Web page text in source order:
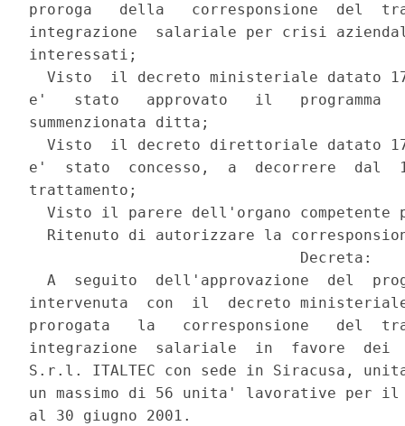
proroga   della   corresponsione  del
integrazione  salariale per crisi
interessati;
Visto  il decreto ministeriale datato
e'   stato   approvato   il   programma
summenzionata ditta;
Visto  il decreto direttoriale datato
e'  stato  concesso,  a  decorrere  dal
trattamento;
Visto il parere dell'organo competente
Ritenuto di autorizzare la
                              Decreta:
A  seguito  dell'approvazione  del
intervenuta  con  il  decreto
prorogata   la   corresponsione   del
integrazione  salariale  in  favore  dei
S.r.l. ITALTEC con sede in Siracusa,
un massimo di 56 unita' lavorative per il
al 30 giugno 2001.